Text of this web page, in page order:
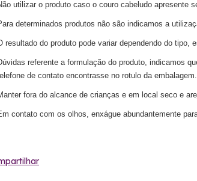
utilizar o produto caso o couro cabeludo apresente
determinados produtos não são indicamos a
resultado do produto pode variar dependendo do tipo,
referente a formulação do produto, indicamos
de contato encontrasse no rotulo da embalagem.
fora do alcance de crianças e em local seco e
contato com os olhos, enxágue abundantemente